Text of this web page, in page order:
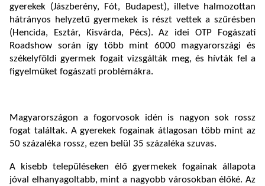
gyerekek (Jászberény, Fót, Budapest), illetve halmozottan
hátrányos helyzetű gyermekek is részt vettek a szűrésben
(Hencida, Esztár, Kisvárda, Pécs). Az idei OTP Fogászati
Roadshow során így több mint 6000 magyarországi és
székelyföldi gyermek fogait vizsgálták meg, és hívták fel a
figyelmüket fogászati problémákra.
Magyarországon a fogorvosok idén is nagyon sok rossz
fogat találtak. A gyerekek fogainak átlagosan több mint az
50 százaléka rossz, ezen belül 35 százaléka szuvas.
A kisebb településeken élő gyermekek fogainak állapota
jóval elhanyagoltabb, mint a nagyobb városokban élőké. Az